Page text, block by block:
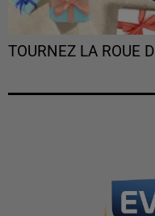
TOURNEZ LA ROUE